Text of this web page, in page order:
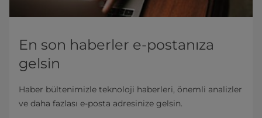
En son haberler e-postanıza
gelsin
Haber bültenimizle teknoloji haberleri, önemli analizler
ve daha fazlası e-posta adresinize gelsin.